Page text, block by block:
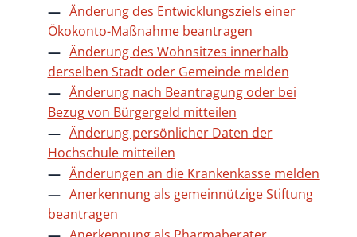
Änderung des Entwicklungsziels einer
Ökokonto-Maßnahme beantragen
Änderung des Wohnsitzes innerhalb
derselben Stadt oder Gemeinde melden
Änderung nach Beantragung oder bei
Bezug von Bürgergeld mitteilen
Änderung persönlicher Daten der
Hochschule mitteilen
Änderungen an die Krankenkasse melden
Anerkennung als gemeinnützige Stiftung
beantragen